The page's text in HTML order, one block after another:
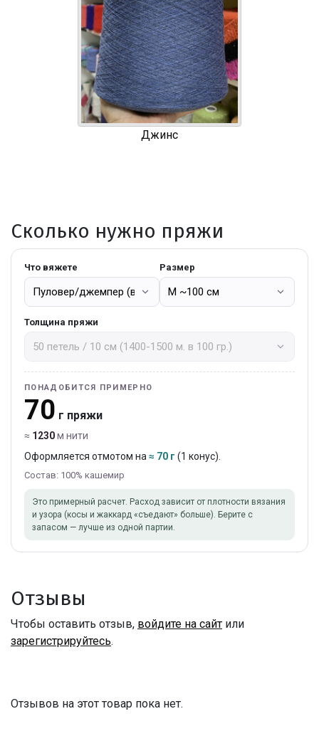
Джинс
Сколько нужно пряжи
Что вяжете Размер
Толщина пряжи
ПОНАДОБИТСЯ ПРИМЕРНО
70 г пряжи
≈ 1230м нити
Оформляется отмотом на≈ 70 г (1 конус).
Состав: 100% кашемир
Это примерный расчет. Расход зависит от плотности вязания
и узора (косы и жаккард «съедают» больше). Берите с
запасом — лучше из одной партии.
Отзывы
Чтобы оставить отзыв, войдите на сайт или
зарегистрируйтесь.
Отзывов на этот товар пока нет.